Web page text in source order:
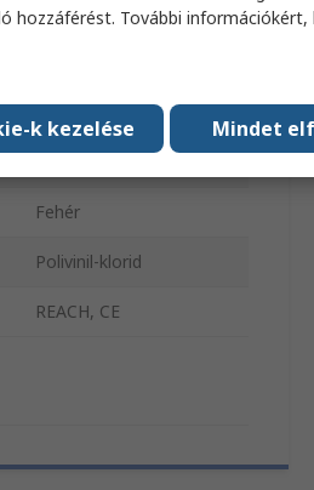
USB A típusú
Fehér
Polivinil-klorid
REACH, CE
hozzáférést. További információkért,
Mindet
k kezelése